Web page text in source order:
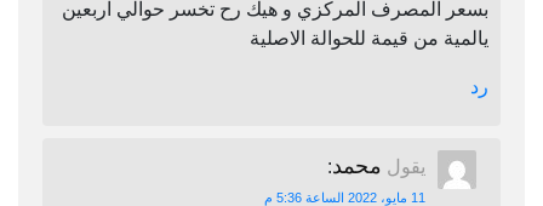
بسعر المصرف المركزي و هيك رح تخسر حوالي اربعين
يالمية من قيمة للحوالة الاصلية
رد
يقول محمد:
11 مايو، 2022 الساعة 5:36 م